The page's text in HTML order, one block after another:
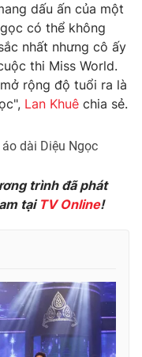
video
Việt
dấu ấn của một
có thể không
nhất nhưng cô ấy
thi Miss World.
rộng độ tuổi ra là
Lan Khuê chia sẻ.
dài Diệu Ngọc
trình đã phát
tại TV Online!